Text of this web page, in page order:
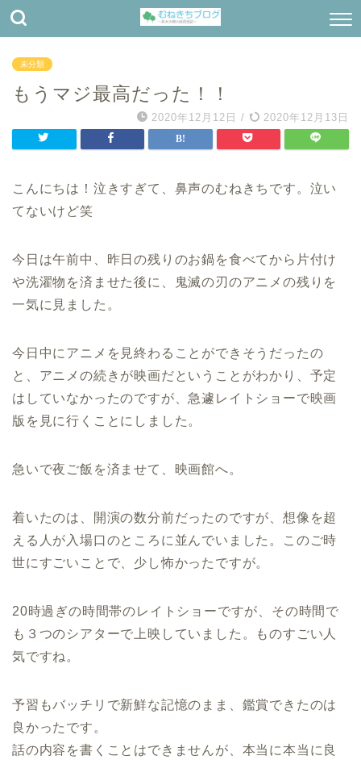
未分類
もうマジ最高だった！！
2020年12月12日 / 2020年12月13日
こんにちは！泣きすぎて、鼻声のむねきちです。泣い
てないけど笑
今日は午前中、昨日の残りのお鍋を食べてから片付け
や洗濯物を済ませた後に、鬼滅の刃のアニメの残りを
一気に見ました。
今日中にアニメを見終わることができそうだったの
と、アニメの続きが映画だということがわかり、予定
はしていなかったのですが、急遽レイトショーで映画
版を見に行くことにしました。
急いで夜ご飯を済ませて、映画館へ。
着いたのは、開演の数分前だったのですが、想像を超
える人が入場口のところに並んでいました。このご時
世にすごいことで、少し怖かったですが。
20時過ぎの時間帯のレイトショーですが、その時間で
も３つのシアターで上映していました。ものすごい人
気ですね。
予習もバッチリで新鮮な記憶のまま、鑑賞できたのは
良かったです。
話の内容を書くことはできませんが、本当に本当に良